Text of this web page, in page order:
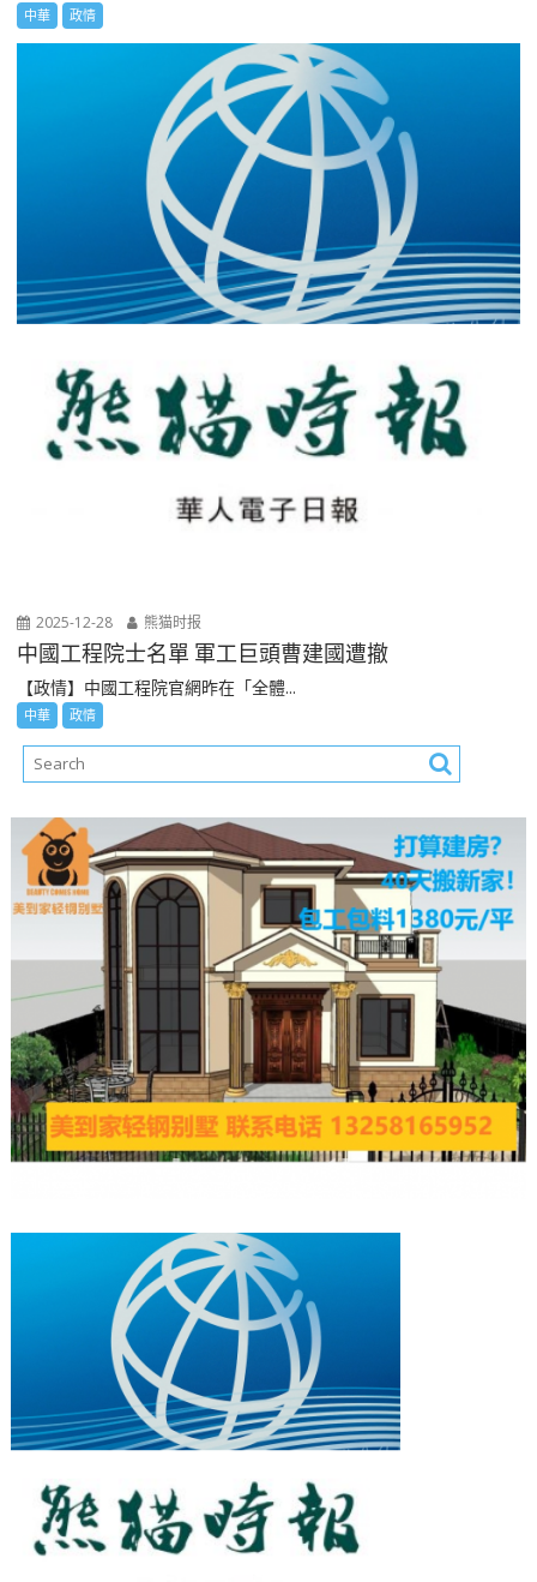
中華 政情
2025-12-28 熊猫时报
中國工程院士名單 軍工巨頭曹建國遭撤
【政情】中國工程院官網昨在「全體...
中華 政情